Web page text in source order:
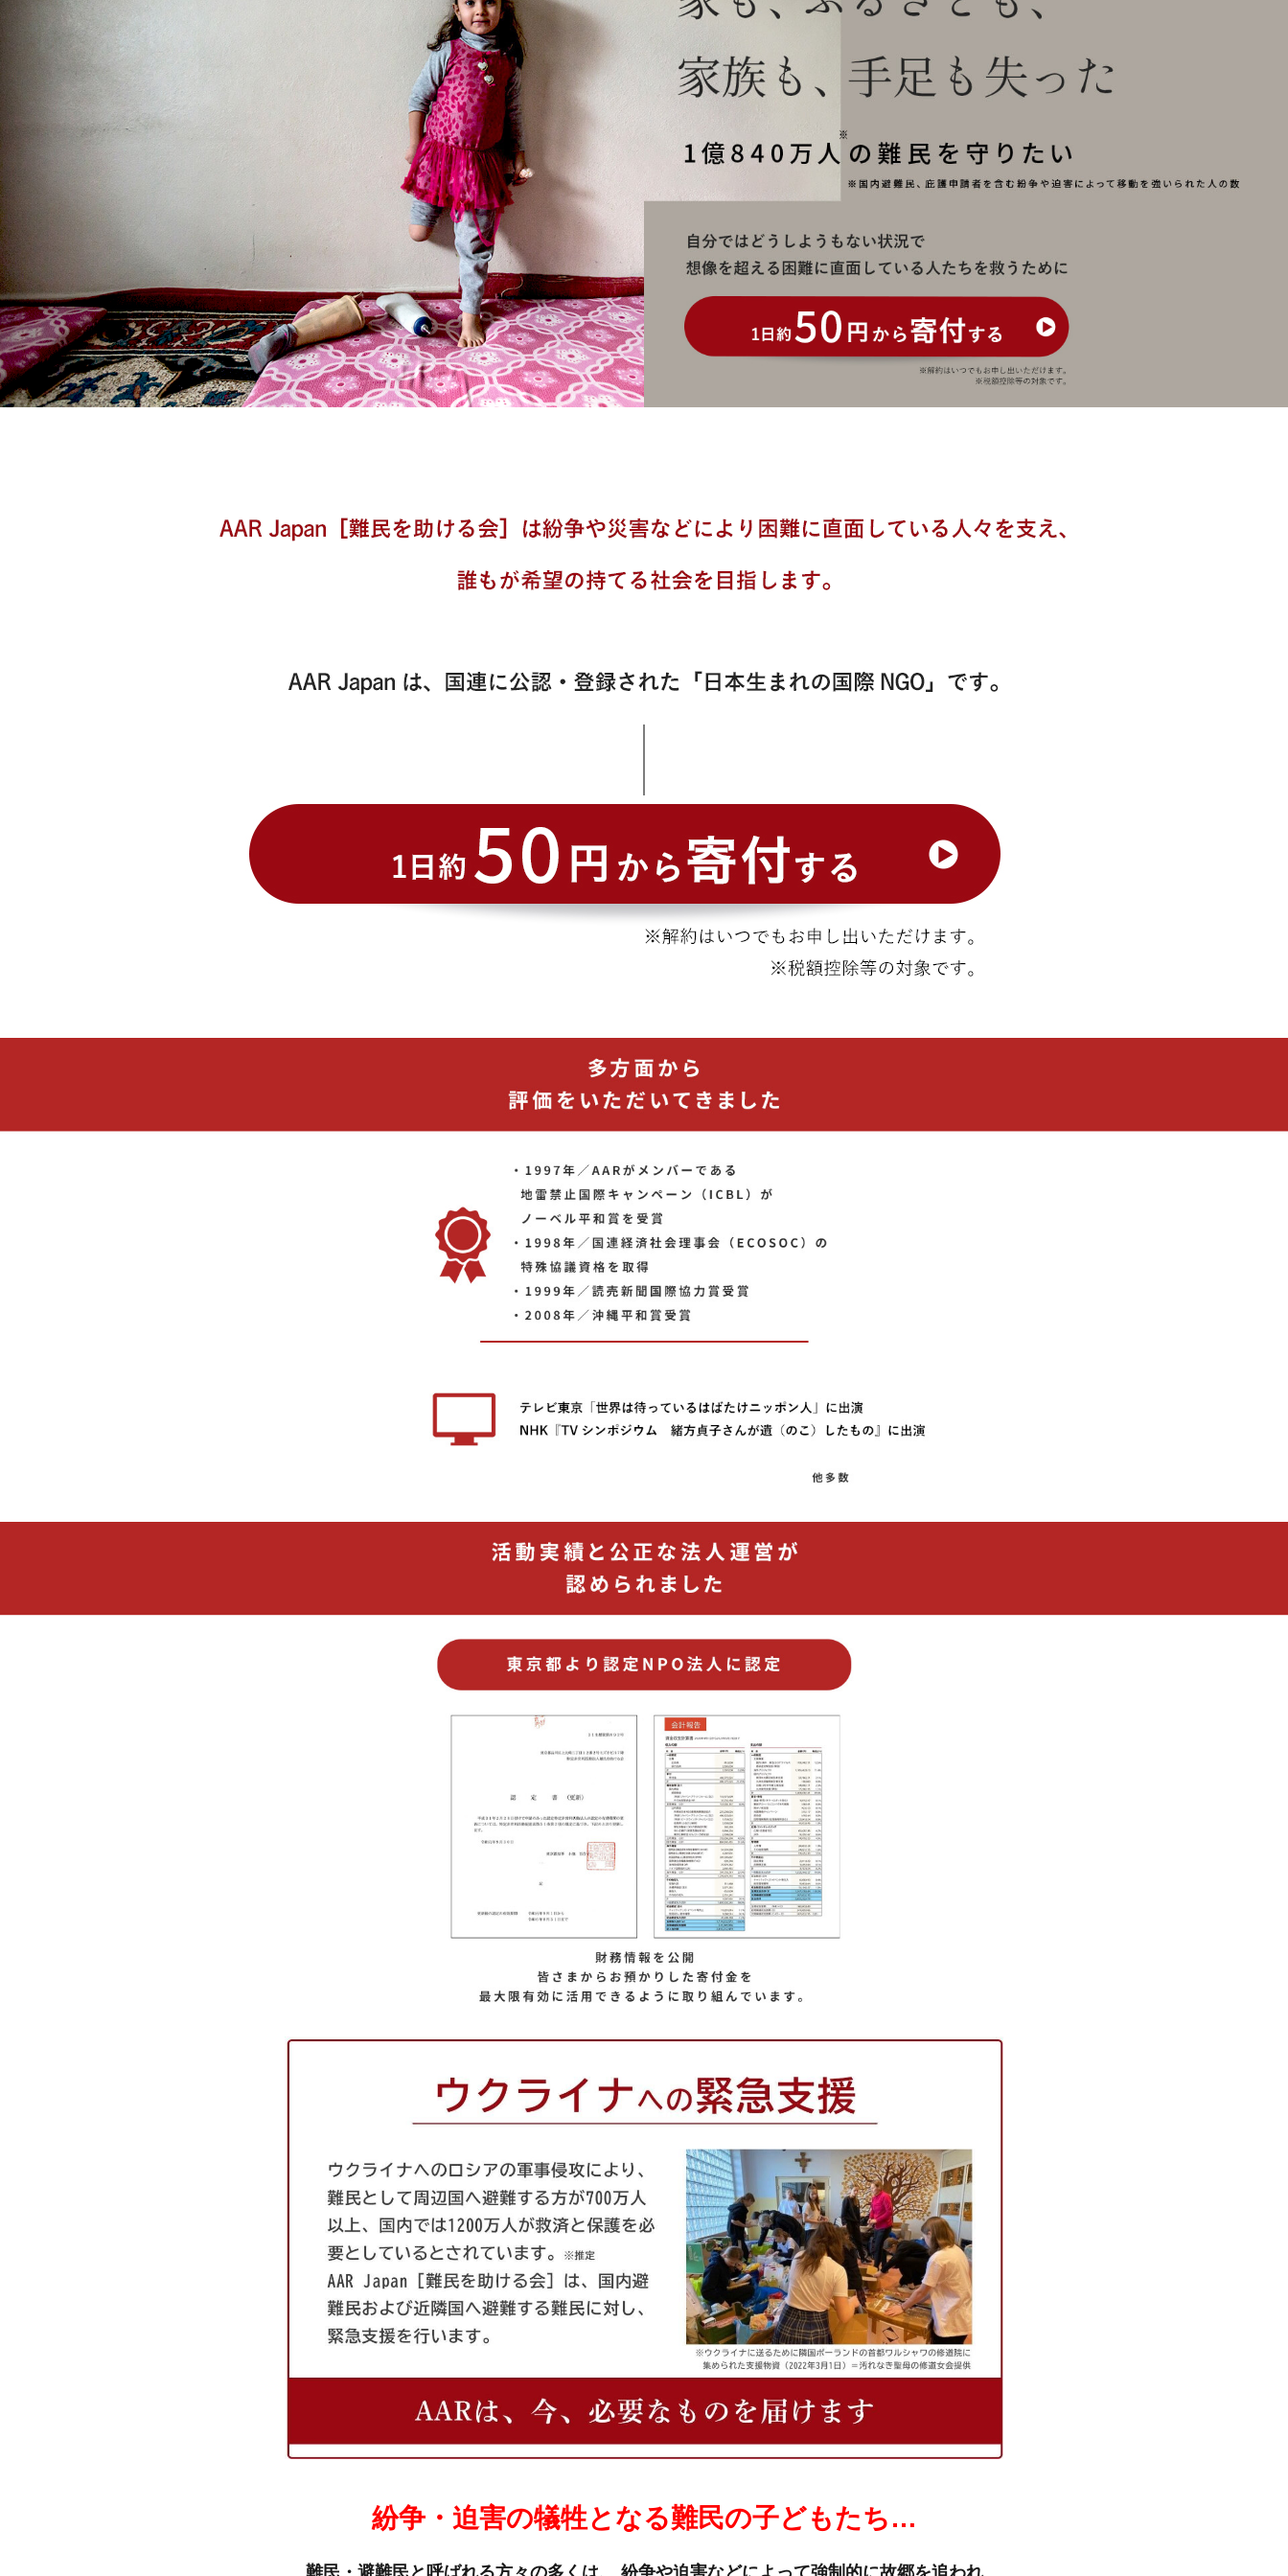
紛争・迫害の犠牲となる難民の子どもたち…
難民・避難民と呼ばれる方々の多くは、 紛争や迫害などによって強制的に故郷を追われ